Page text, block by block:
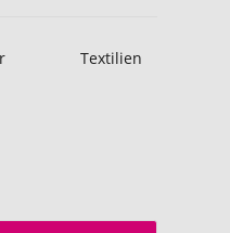
Textilien